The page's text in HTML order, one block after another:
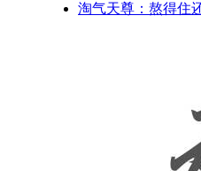
淘气天尊：熬得住